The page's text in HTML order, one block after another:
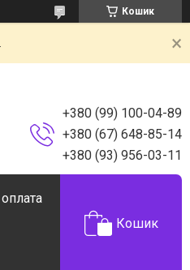
Кошик
+380 (99) 100-04-89
+380 (67) 648-85-14
+380 (93) 956-03-11
Кошик